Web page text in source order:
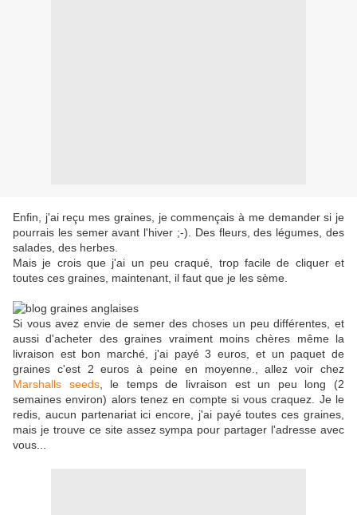
Enfin, j'ai reçu mes graines, je commençais à me demander si je
pourrais les semer avant l'hiver ;-). Des fleurs, des légumes, des
salades, des herbes.
Mais je crois que j'ai un peu craqué, trop facile de cliquer et
toutes ces graines, maintenant, il faut que je les sème.
Si vous avez envie de semer des choses un peu différentes, et
aussi d'acheter des graines vraiment moins chères même la
livraison est bon marché, j'ai payé 3 euros, et un paquet de
graines c'est 2 euros à peine en moyenne., allez voir chez
Marshalls seeds, le temps de livraison est un peu long (2
semaines environ) alors tenez en compte si vous craquez. Je le
redis, aucun partenariat ici encore, j'ai payé toutes ces graines,
mais je trouve ce site assez sympa pour partager l'adresse avec
vous...